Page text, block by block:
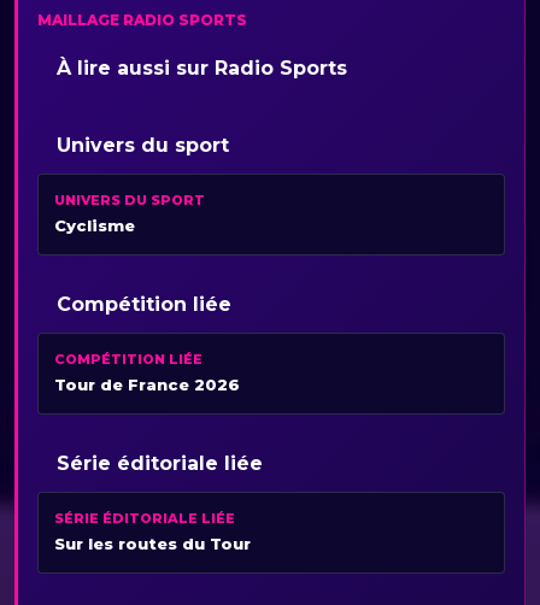
MAILLAGE RADIO SPORTS
À lire aussi sur Radio Sports
Univers du sport
UNIVERS DU SPORT
Cyclisme
Compétition liée
COMPÉTITION LIÉE
Tour de France 2026
Série éditoriale liée
SÉRIE ÉDITORIALE LIÉE
Sur les routes du Tour